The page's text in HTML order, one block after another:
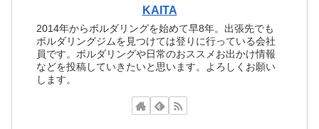
KAITA
2014年からボルダリングを始めて早8年。出張先でも
ボルダリングジムを見つけては登りに行っている会社
員です。ボルダリングや日常のおススメお出かけ情報
などを投稿していきたいと思います。よろしくお願い
します。